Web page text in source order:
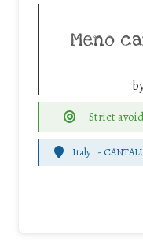
Meno
Strict
Italy -